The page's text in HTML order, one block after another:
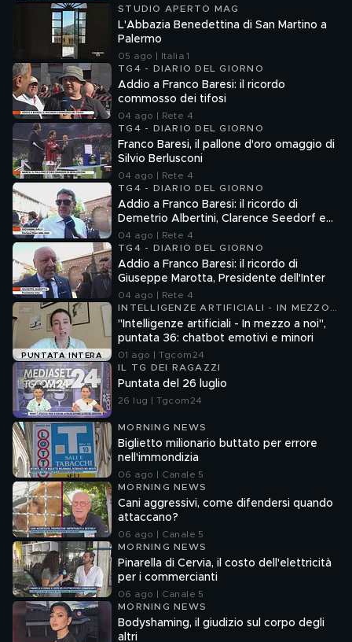
STUDIO APERTO MAG
L'Abbazia Benedettina di San Martino a
Palermo
05 ago | Italia 1
TG4 - DIARIO DEL GIORNO
Addio a Franco Baresi: il ricordo
commosso dei tifosi
04 ago | Rete 4
TG4 - DIARIO DEL GIORNO
Franco Baresi, il pallone d'oro omaggio di
Silvio Berlusconi
04 ago | Rete 4
TG4 - DIARIO DEL GIORNO
Addio a Franco Baresi: il ricordo di
Demetrio Albertini, Clarence Seedorf e
Giovanni Galli
04 ago | Rete 4
TG4 - DIARIO DEL GIORNO
Addio a Franco Baresi: il ricordo di
Giuseppe Marotta, Presidente dell'Inter
04 ago | Rete 4
PUNTATA INTERA
INTELLIGENZE ARTIFICIALI - IN MEZZO
A NOI
"Intelligenze artificiali - In mezzo a noi",
puntata 36: chatbot emotivi e minori
01 ago | Tgcom24
IL TG DEI RAGAZZI
Puntata del 26 luglio
26 lug | Tgcom24
MORNING NEWS
Biglietto milionario buttato per errore
nell'immondizia
06 ago | Canale 5
MORNING NEWS
Cani aggressivi, come difendersi quando
attaccano?
06 ago | Canale 5
MORNING NEWS
Pinarella di Cervia, il costo dell'elettricità
per i commercianti
06 ago | Canale 5
MORNING NEWS
Bodyshaming, il giudizio sul corpo degli
altri